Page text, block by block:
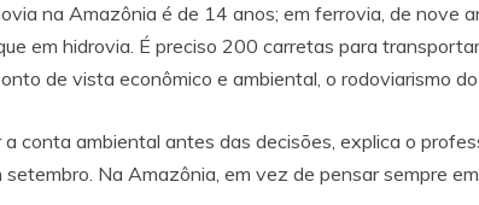
na Amazônia é de 14 anos; em ferrovia, de nove
em hidrovia. É preciso 200 carretas para
de vista econômico e ambiental, o rodoviarismo
conta ambiental antes das decisões, explica o
Na Amazônia, em vez de pensar sempre